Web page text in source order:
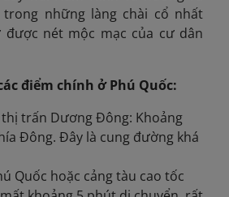
những làng chài cổ nhất
nét mộc mạc của cư dân
điểm chính ở Phú Quốc:
trấn Dương Đông: Khoảng
Đông. Đây là cung đường khá
Quốc hoặc cảng tàu cao tốc